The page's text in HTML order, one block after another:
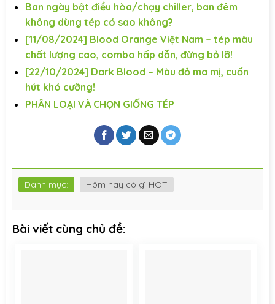
Ban ngày bật điều hòa/chạy chiller, ban đêm
không dùng tép có sao không?
[11/08/2024] Blood Orange Việt Nam – tép màu
chất lượng cao, combo hấp dẫn, đừng bỏ lỡ!
[22/10/2024] Dark Blood – Màu đỏ ma mị, cuốn
hút khó cưỡng!
PHÂN LOẠI VÀ CHỌN GIỐNG TÉP
Danh mục: Hôm nay có gì HOT
Bài viết cùng chủ đề: